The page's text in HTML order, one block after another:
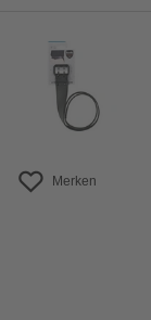
Merken